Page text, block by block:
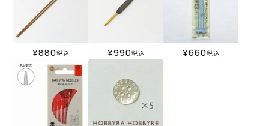
¥880税込 ¥990税込 ¥660税込